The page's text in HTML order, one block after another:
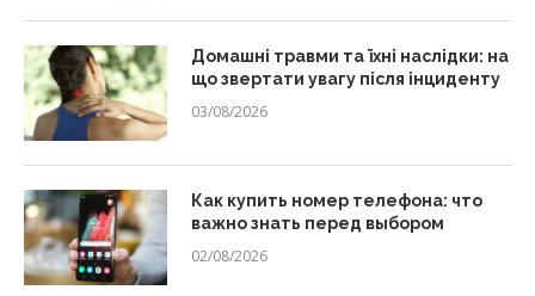
Домашні травми та їхні наслідки: на
що звертати увагу після інциденту
03/08/2026
Как купить номер телефона: что
важно знать перед выбором
02/08/2026